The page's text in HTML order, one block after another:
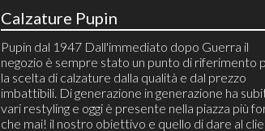
Calzature Pupin
Pupin dal 1947 Dall'immediato dopo Guerra il
negozio è sempre stato un punto di riferimento
la scelta di calzature dalla qualità e dal prezzo
imbattibili. Di generazione in generazione ha
vari restyling e oggi è presente nella piazza più
che mai! il nostro obiettivo e quello di dare al